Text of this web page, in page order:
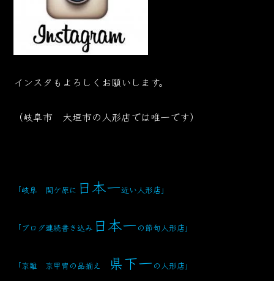
インスタもよろしくお願いします。
（岐阜市 大垣市の人形店では唯一です）
「岐阜 関ケ原に 日本一近い人形店 」
「ブログ連続書き込み 日本一 の節句人形店」
「京雛 京甲冑の品揃え 県下一 の人形店」